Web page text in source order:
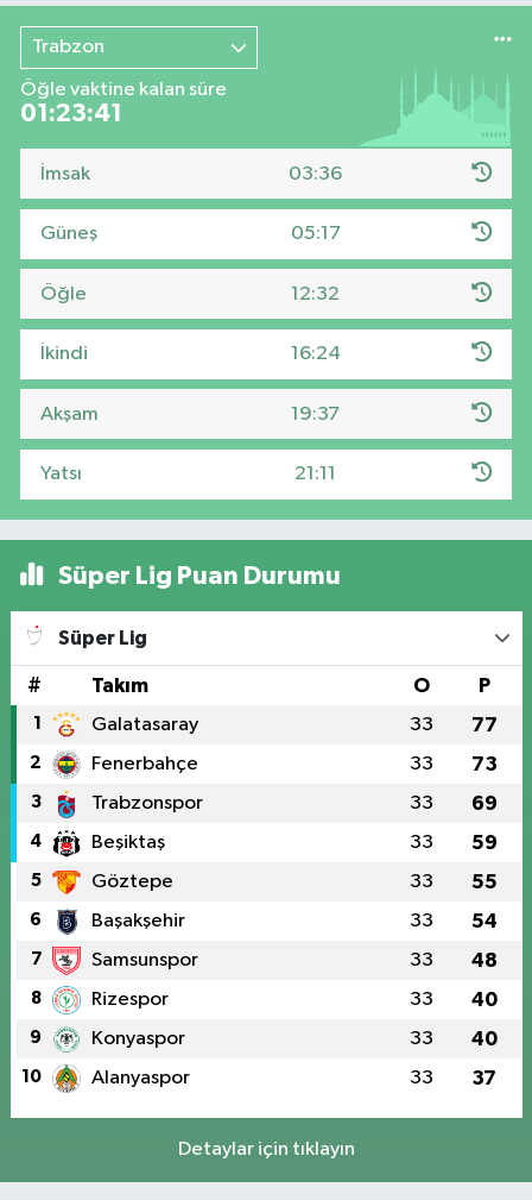
Trabzon
Öğle vaktine kalan süre
01:23:40
İmsak 03:36
Güneş 05:17
Öğle 12:32
İkindi 16:24
Akşam 19:37
Yatsı 21:11
Süper Lig Puan Durumu
Süper Lig
# Takım O P
1 Galatasaray 33 77
2 Fenerbahçe 33 73
3 Trabzonspor 33 69
4 Beşiktaş 33 59
5 Göztepe 33 55
6 Başakşehir 33 54
7 Samsunspor 33 48
8 Rizespor 33 40
9 Konyaspor 33 40
10 Alanyaspor 33 37
Detaylar için tıklayın